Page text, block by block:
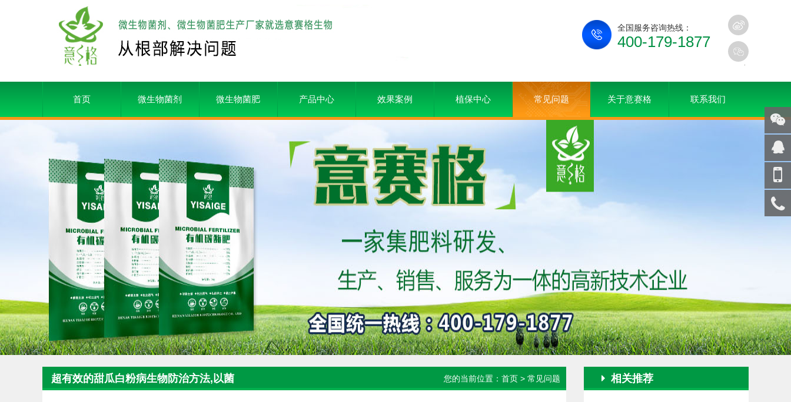
全国服务咨询热线：
400-179-1877
首页 微生物菌剂 微生物菌肥 产品中心 效果案例 植保中心 常见问题 关于意赛格 联系我们
超有效的甜瓜白粉病生物防治方法,以菌
您的当前位置： 首页 > 常见问题 相关推荐
关注
微信
在线
客服
手机
访问